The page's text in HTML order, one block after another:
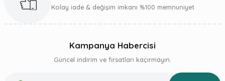
Kolay iade & değişim imkanı %100 memnuniyet
Kampanya Habercisi
Güncel indirim ve fırsatları kaçırmayın.